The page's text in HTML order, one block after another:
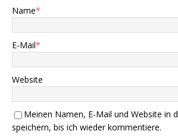
Name*
E-Mail*
Website
Meinen Namen, E-Mail und Website in
speichern, bis ich wieder kommentiere.